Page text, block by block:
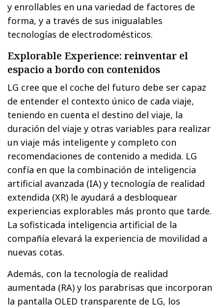
y enrollables en una variedad de factores de
forma, y a través de sus inigualables
tecnologías de electrodomésticos.
Explorable Experience: reinventar el
espacio a bordo con contenidos
LG cree que el coche del futuro debe ser capaz
de entender el contexto único de cada viaje,
teniendo en cuenta el destino del viaje, la
duración del viaje y otras variables para realizar
un viaje más inteligente y completo con
recomendaciones de contenido a medida. LG
confía en que la combinación de inteligencia
artificial avanzada (IA) y tecnología de realidad
extendida (XR) le ayudará a desbloquear
experiencias explorables más pronto que tarde.
La sofisticada inteligencia artificial de la
compañía elevará la experiencia de movilidad a
nuevas cotas.
Además, con la tecnología de realidad
aumentada (RA) y los parabrisas que incorporan
la pantalla OLED transparente de LG, los